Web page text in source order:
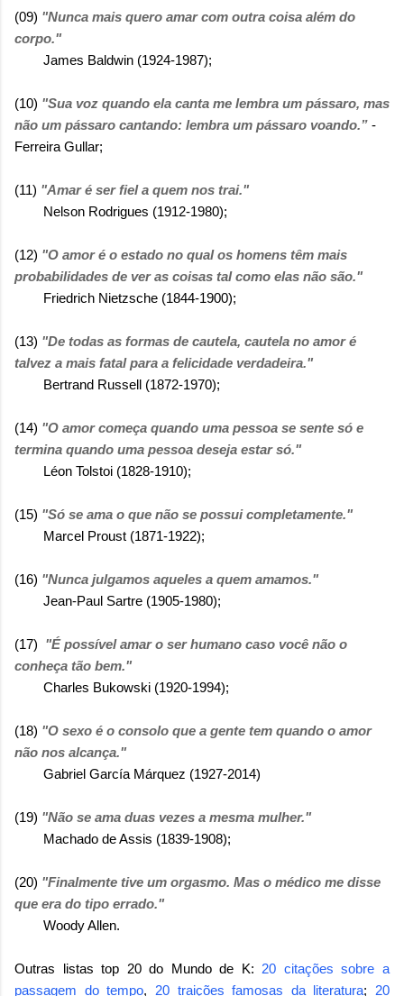
(09) "Nunca mais quero amar com outra coisa além do
corpo."
James Baldwin (1924-1987);
(10) "Sua voz quando ela canta me lembra um pássaro, mas
não um pássaro cantando: lembra um pássaro voando.” -
Ferreira Gullar;
(11) "Amar é ser fiel a quem nos trai."
Nelson Rodrigues (1912-1980);
(12) "O amor é o estado no qual os homens têm mais
probabilidades de ver as coisas tal como elas não são."
Friedrich Nietzsche (1844-1900);
(13) "De todas as formas de cautela, cautela no amor é
talvez a mais fatal para a felicidade verdadeira."
Bertrand Russell (1872-1970);
(14) "O amor começa quando uma pessoa se sente só e
termina quando uma pessoa deseja estar só."
Léon Tolstoi (1828-1910);
(15) "Só se ama o que não se possui completamente."
Marcel Proust (1871-1922);
(16) "Nunca julgamos aqueles a quem amamos."
Jean-Paul Sartre (1905-1980);
(17) "É possível amar o ser humano caso você não o
conheça tão bem."
Charles Bukowski (1920-1994);
(18) "O sexo é o consolo que a gente tem quando o amor
não nos alcança."
Gabriel García Márquez (1927-2014)
(19) "Não se ama duas vezes a mesma mulher."
Machado de Assis (1839-1908);
(20) "Finalmente tive um orgasmo. Mas o médico me disse
que era do tipo errado."
Woody Allen.
Outras listas top 20 do Mundo de K: 20 citações sobre a
passagem do tempo, 20 traições famosas da literatura; 20